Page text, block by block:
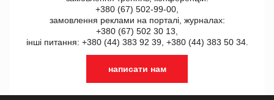
+380 (67) 502-99-00,
замовлення реклами на порталі, журналах:
+380 (67) 502 30 13,
інші питання: +380 (44) 383 92 39, +380 (44) 383 50 34.
написати нам